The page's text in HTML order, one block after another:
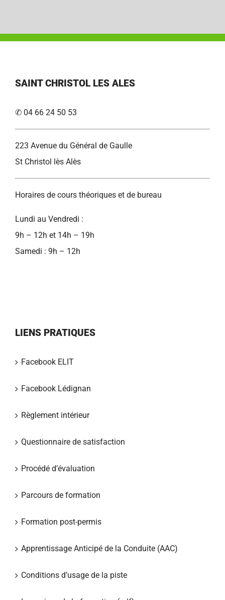
SAINT CHRISTOL LES ALES
✆ 04 66 24 50 53
223 Avenue du Général de Gaulle
St Christol lès Alès
Horaires de cours théoriques et de bureau
Lundi au Vendredi :
9h – 12h et 14h – 19h
Samedi : 9h – 12h
LIENS PRATIQUES
Facebook ELIT
Facebook Lédignan
Règlement intérieur
Questionnaire de satisfaction
Procédé d’évaluation
Parcours de formation
Formation post-permis
Apprentissage Anticipé de la Conduite (AAC)
Conditions d’usage de la piste